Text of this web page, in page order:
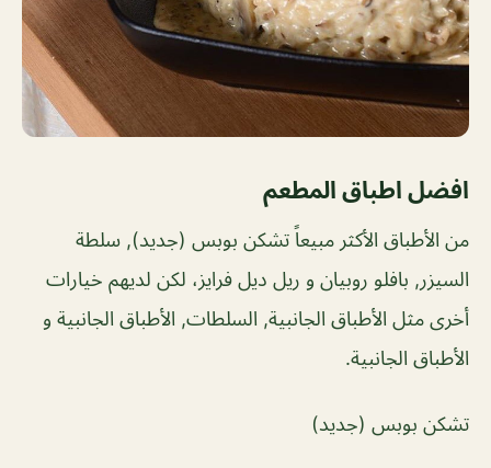
افضل اطباق المطعم
من الأطباق الأكثر مبيعاً تشكن بوبس (جديد), سلطة
السيزر, بافلو روبيان و ريل ديل فرايز، لكن لديهم خيارات
أخرى مثل الأطباق الجانبية, السلطات, الأطباق الجانبية و
الأطباق الجانبية.
تشكن بوبس (جديد)